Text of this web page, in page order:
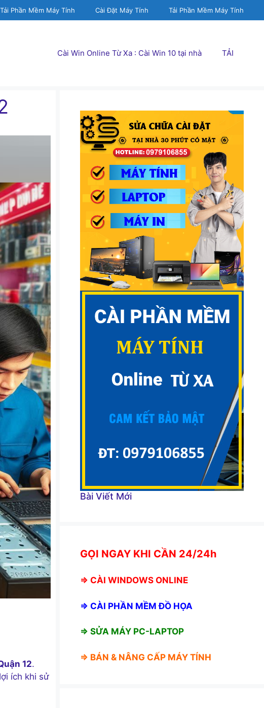
Tải Phần Mềm Máy Tính Cài Đặt Máy Tính Tải Phần Mềm Máy Tính
Cài Win Online Từ Xa : Cài Win 10 tại nhà TẢI
12.
ích khi sử
Bài Viết Mới
GỌI NGAY KHI CẦN 24/24h
⇒ CÀI WINDOWS ONLINE
⇒ CÀI PHẦN MỀM ĐỒ HỌA
⇒ SỬA MÁY PC-LAPTOP
⇒ BÁN & NÂNG CẤP MÁY TÍNH